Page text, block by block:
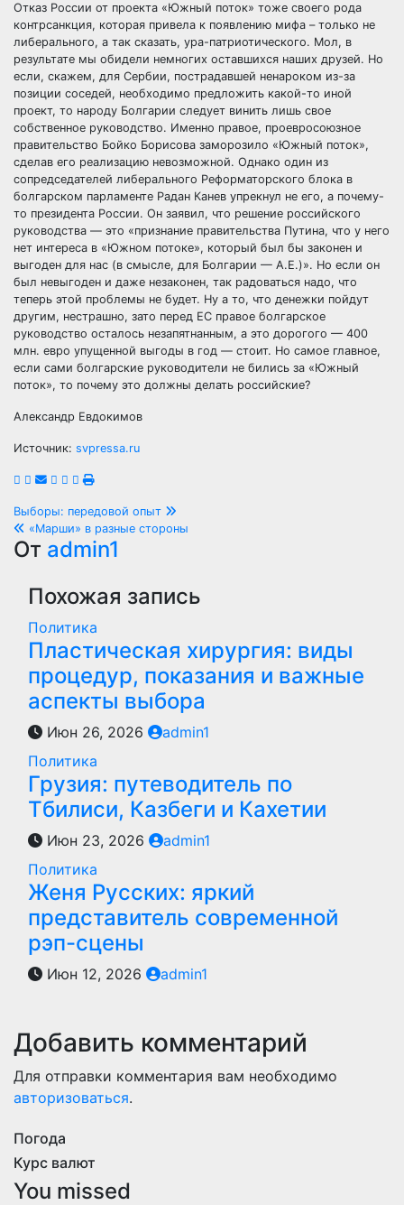
Отказ России от проекта «Южный поток» тоже своего рода
контрсанкция, которая привела к появлению мифа – только не
либерального, а так сказать, ура-патриотического. Мол, в
результате мы обидели немногих оставшихся наших друзей. Но
если, скажем, для Сербии, пострадавшей ненароком из-за
позиции соседей, необходимо предложить какой-то иной
проект, то народу Болгарии следует винить лишь свое
собственное руководство. Именно правое, проевросоюзное
правительство Бойко Борисова заморозило «Южный поток»,
сделав его реализацию невозможной. Однако один из
сопредседателей либерального Реформаторского блока в
болгарском парламенте Радан Канев упрекнул не его, а почему-
то президента России. Он заявил, что решение российского
руководства — это «признание правительства Путина, что у него
нет интереса в «Южном потоке», который был бы законен и
выгоден для нас (в смысле, для Болгарии — А.Е.)». Но если он
был невыгоден и даже незаконен, так радоваться надо, что
теперь этой проблемы не будет. Ну а то, что денежки пойдут
другим, нестрашно, зато перед ЕС правое болгарское
руководство осталось незапятнанным, а это дорогого — 400
млн. евро упущенной выгоды в год — стоит. Но самое главное,
если сами болгарские руководители не бились за «Южный
поток», то почему это должны делать российские?
Александр Евдокимов
Источник: svpressa.ru
Навигация
по
записям
Выборы: передовой опыт
«Марши» в разные стороны
От admin1
Похожая запись
Политика
Пластическая хирургия: виды
процедур, показания и важные
аспекты выбора
Июн 26, 2026
admin1
Политика
Грузия: путеводитель по
Тбилиси, Казбеги и Кахетии
Июн 23, 2026
admin1
Политика
Женя Русских: яркий
представитель современной
рэп-сцены
Июн 12, 2026 admin1
Добавить комментарий
Для отправки комментария вам необходимо
авторизоваться.
Погода
Курс валют
You missed